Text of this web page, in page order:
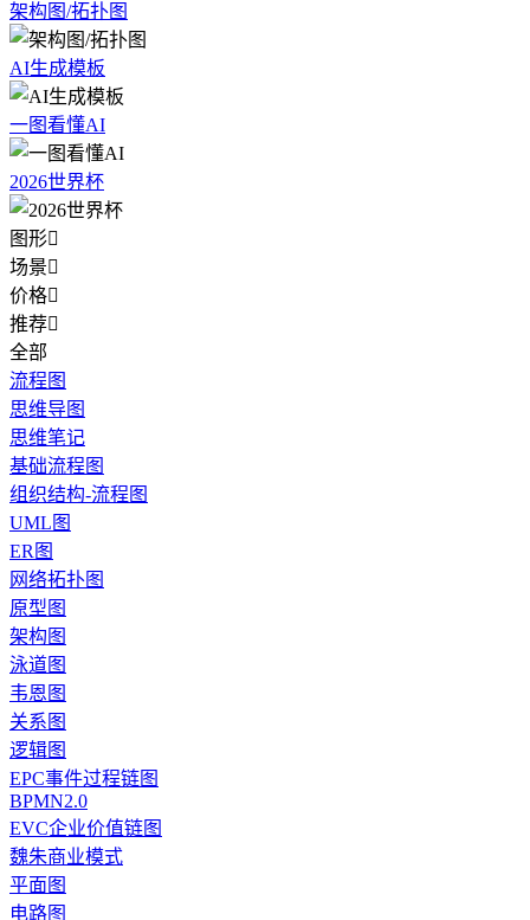
架构图/拓扑图
AI生成模板
一图看懂AI
2026世界杯
图形
场景
价格
推荐
全部
流程图
思维导图
思维笔记
基础流程图
组织结构-流程图
UML图
ER图
网络拓扑图
原型图
架构图
泳道图
韦恩图
关系图
逻辑图
EPC事件过程链图
BPMN2.0
EVC企业价值链图
魏朱商业模式
平面图
电路图